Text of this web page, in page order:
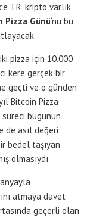
TR, kripto varlık
Pizza Günü‘nü bu
pizza için 10.000
kere gerçek bir
geçti ve o günden
Bitcoin Pizza
süreci bugünün
de asıl değeri
bedel taşıyan
olmasıydı.
atmaya davet
geçerli olan